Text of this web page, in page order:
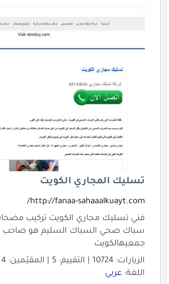
تسليك المجاري الكويت
http://fanaa-sahaaalkuayt.com/
فني تسليك مجاري الكويت تركيب
سباك صحي السباك السليم هو صاحب
جمعيهالكويت
الزيارات: 10724 | التقييم: 5 | المقيّمين: 4 | الدولة:
اللغة: عربي